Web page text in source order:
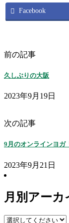
Facebook
前の記事
久しぶりの大阪
2023年9月19日
次の記事
9月のオンラインヨガ
2023年9月21日
月別アーカ